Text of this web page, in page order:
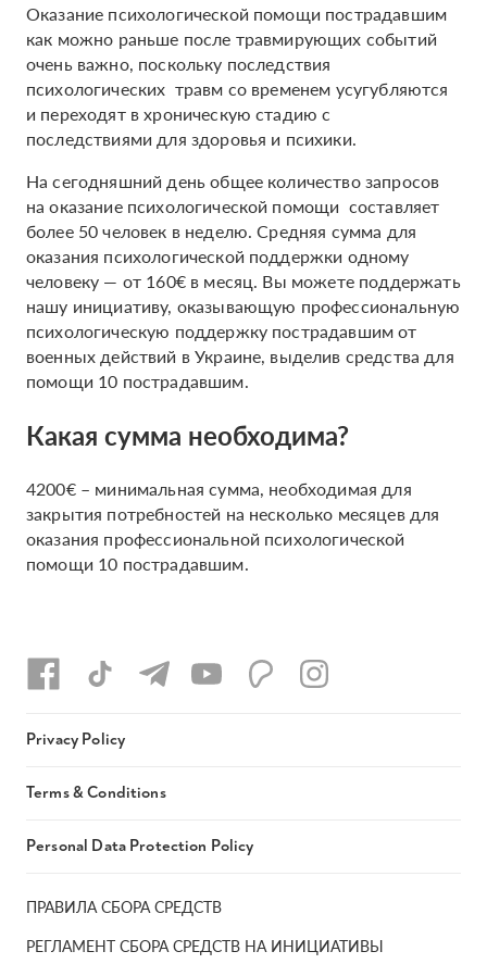
Оказание психологической помощи пострадавшим
как можно раньше после травмирующих событий
очень важно, поскольку последствия
психологических травм со временем усугубляются
и переходят в хроническую стадию с
последствиями для здоровья и психики.
На сегодняшний день общее количество запросов
на оказание психологической помощи составляет
более 50 человек в неделю. Средняя сумма для
оказания психологической поддержки одному
человеку — от 160€ в месяц. Вы можете поддержать
нашу инициативу, оказывающую профессиональную
психологическую поддержку пострадавшим от
военных действий в Украине, выделив средства для
помощи 10 пострадавшим.
Какая сумма необходима?
4200€ – минимальная сумма, необходимая для
закрытия потребностей на несколько месяцев для
оказания профессиональной психологической
помощи 10 пострадавшим.
ПРАВИЛА СБОРА СРЕДСТВ
РЕГЛАМЕНТ СБОРА СРЕДСТВ НА ИНИЦИАТИВЫ
Privacy Policy
Terms & Conditions
Personal Data Protection Policy